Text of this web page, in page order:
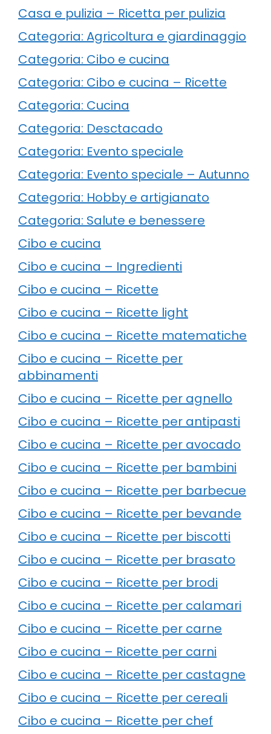
Casa e pulizia – Ricetta per pulizia
Categoria: Agricoltura e giardinaggio
Categoria: Cibo e cucina
Categoria: Cibo e cucina – Ricette
Categoria: Cucina
Categoria: Desctacado
Categoria: Evento speciale
Categoria: Evento speciale – Autunno
Categoria: Hobby e artigianato
Categoria: Salute e benessere
Cibo e cucina
Cibo e cucina – Ingredienti
Cibo e cucina – Ricette
Cibo e cucina – Ricette light
Cibo e cucina – Ricette matematiche
Cibo e cucina – Ricette per
abbinamenti
Cibo e cucina – Ricette per agnello
Cibo e cucina – Ricette per antipasti
Cibo e cucina – Ricette per avocado
Cibo e cucina – Ricette per bambini
Cibo e cucina – Ricette per barbecue
Cibo e cucina – Ricette per bevande
Cibo e cucina – Ricette per biscotti
Cibo e cucina – Ricette per brasato
Cibo e cucina – Ricette per brodi
Cibo e cucina – Ricette per calamari
Cibo e cucina – Ricette per carne
Cibo e cucina – Ricette per carni
Cibo e cucina – Ricette per castagne
Cibo e cucina – Ricette per cereali
Cibo e cucina – Ricette per chef